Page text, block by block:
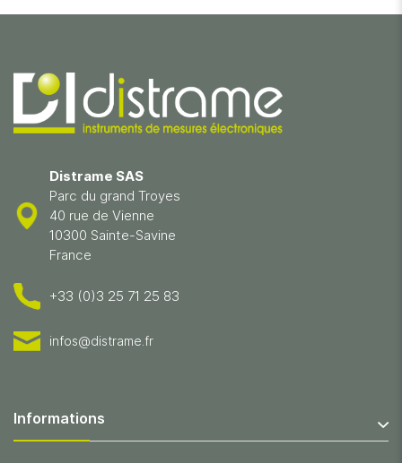
Distrame SAS
Parc du grand Troyes
40 rue de Vienne
10300 Sainte-Savine
France
+33 (0)3 25 71 25 83
infos@distrame.fr
Informations